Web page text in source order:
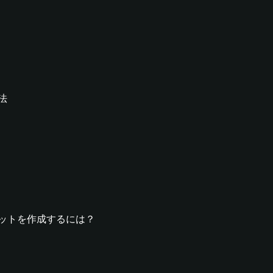
を作成するには？